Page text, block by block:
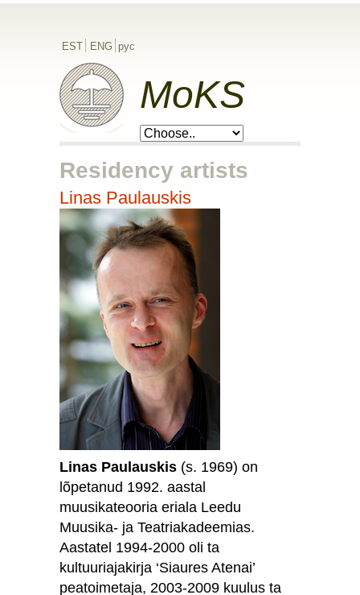
EST ENG рус
MoKS
Residency artists
Linas Paulauskis
Linas Paulauskis (s. 1969) on
lõpetanud 1992. aastal
muusikateooria eriala Leedu
Muusika- ja Teatriakadeemias.
Aastatel 1994-2000 oli ta
kultuuriajakirja ‘Siaures Atenai’
peatoimetaja, 2003-2009 kuulus ta